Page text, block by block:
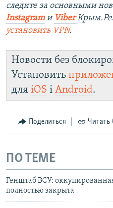
следите за основными
Instagram и Viber
установить VPN.
Новости без
Установить
для iOS і Android.
Поделиться Читать
ПО ТЕМЕ
Генштаб ВСУ:
полностью закрыта